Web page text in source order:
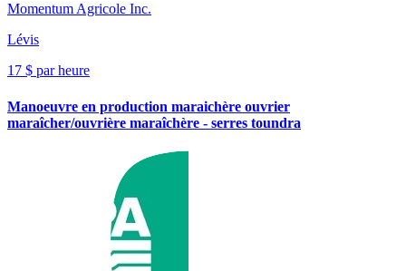
Momentum Agricole Inc.
Lévis
17 $ par heure
Manoeuvre en production maraichère ouvrier
maraîcher/ouvrière maraîchère - serres toundra